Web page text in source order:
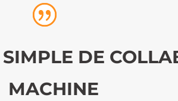
DE
MACHINE